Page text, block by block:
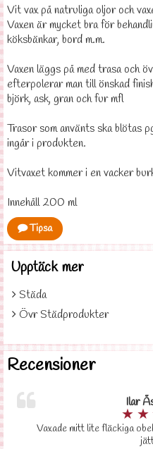
Vit vax på natruliga oljor och
Vaxen är mycket bra för
köksbänkar, bord m.m.
Vaxen läggs på med trasa och
efterpolerar man till önskad
björk, ask, gran och fur mfl
Trasor som använts ska blötas
ingår i produkten.
Vitvaxet kommer i en vacker
Innehåll 200 ml
Tipsa
Upptäck mer
Städa
Övr Städprodukter
Recensioner
Ilar
★ ★
Vaxade mitt lite fläckiga